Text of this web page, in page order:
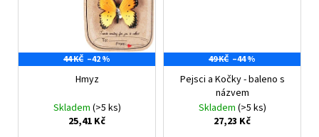
44 KČ –42 %
Hmyz
Skladem (>5 ks)
25,41 Kč
49 KČ –44 %
Pejsci a Kočky - baleno s
názvem
Skladem (>5 ks)
27,23 Kč